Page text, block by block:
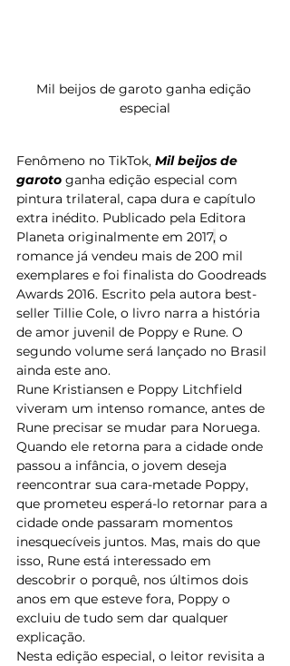
Mil beijos de garoto ganha edição
especial
Fenômeno no TikTok, Mil beijos de
garoto ganha edição especial com
pintura trilateral, capa dura e capítulo
extra inédito. Publicado pela Editora
Planeta originalmente em 2017, o
romance já vendeu mais de 200 mil
exemplares e foi finalista do Goodreads
Awards 2016. Escrito pela autora best-
seller Tillie Cole, o livro narra a história
de amor juvenil de Poppy e Rune. O
segundo volume será lançado no Brasil
ainda este ano.
Rune Kristiansen e Poppy Litchfield
viveram um intenso romance, antes de
Rune precisar se mudar para Noruega.
Quando ele retorna para a cidade onde
passou a infância, o jovem deseja
reencontrar sua cara-metade Poppy,
que prometeu esperá-lo retornar para a
cidade onde passaram momentos
inesquecíveis juntos. Mas, mais do que
isso, Rune está interessado em
descobrir o porquê, nos últimos dois
anos em que esteve fora, Poppy o
excluiu de tudo sem dar qualquer
explicação.
Nesta edição especial, o leitor revisita a